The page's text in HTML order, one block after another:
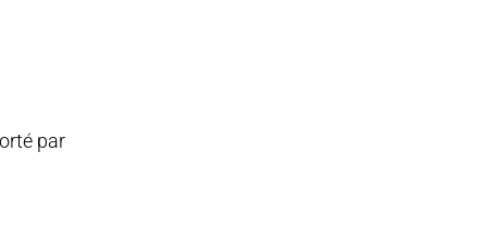
par